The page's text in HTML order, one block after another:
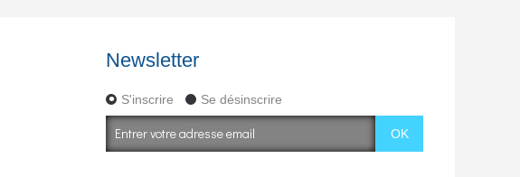
Newsletter
S'inscrire Se désinscrire